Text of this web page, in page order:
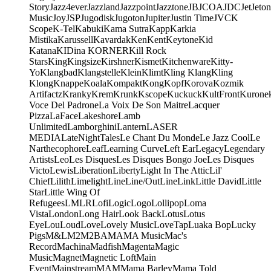
StoryJazz4everJazzlandJazzpointJazztoneJBJCOAJDCJetJeton
MusicJoyJSPJugodiskJugotonJupiterJustin TimeJVCK
ScopeK-TelKabukiKama SutraKappKarkia
MistikaKarussellKavardakKenKentKeytoneKid
KatanaKIDina KORNERKill Rock
StarsKingKingsizeKirshnerKismetKitchenwareKitty-
YoKlangbadKlangstelleKleinKlimtKling KlangKling
KlongKnappeKoalaKompaktKongKopfKorovaKozmik
ArtifactzKrankyKremKrunkKscopeKuckuckKultFront
Voce Del PadroneLa Voix De Son MaitreLacquer
PizzaLaFaceLakeshoreLamb
UnlimitedLamborghiniLanternLASER
MEDIALateNightTalesLe Chant Du MondeLe Jazz CoolLe
NarthecophoreLeafLearning CurveLeft EarLegacyLegendary
ArtistsLeoLes DisquesLes Disques Bongo JoeLes Disques
VictoLewisLiberationLibertyLight In The AtticLil'
ChiefLilithLimelightLineLine/OutLineLinkLittle DavidLittle
StarLittle Wing Of
RefugeesLMLRLofiLogicLogoLollipopLoma
VistaLondonLong HairLook BackLotusLotus
EyeLouLoudLoveLovely MusicLoveTapLuaka BopLucky
PigsM&LM2M2BAMAMA MusicMac's
RecordMachinaMadfishMagentaMagic
MusicMagnetMagnetic LoftMain
EventMainstreamMAMMama BarleyMama Told